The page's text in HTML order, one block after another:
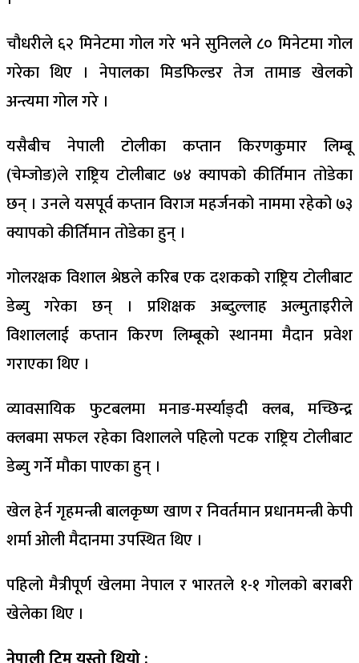
चौधरीले ६२ मिनेटमा गोल गरे भने सुनिलले ८० मिनेटमा गोल
गरेका थिए । नेपालका मिडफिल्डर तेज तामाङ खेलको
अन्त्यमा गोल गरे ।
यसैबीच नेपाली टोलीका कप्तान किरणकुमार लिम्बू
(चेम्जोङ)ले राष्ट्रिय टोलीबाट ७४ क्यापको कीर्तिमान तोडेका
छन् । उनले यसपूर्व कप्तान विराज महर्जनको नाममा रहेको ७३
क्यापको कीर्तिमान तोडेका हुन् ।
गोलरक्षक विशाल श्रेष्ठले करिब एक दशकको राष्ट्रिय टोलीबाट
डेब्यु गरेका छन् । प्रशिक्षक अब्दुल्लाह अल्मुताइरीले
विशाललाई कप्तान किरण लिम्बूको स्थानमा मैदान प्रवेश
गराएका थिए ।
व्यावसायिक फुटबलमा मनाङ-मर्स्याङ्दी क्लब, मच्छिन्द्र
क्लबमा सफल रहेका विशालले पहिलो पटक राष्ट्रिय टोलीबाट
डेब्यु गर्ने मौका पाएका हुन् ।
खेल हेर्न गृहमन्त्री बालकृष्ण खाण र निवर्तमान प्रधानमन्त्री केपी
शर्मा ओली मैदानमा उपस्थित थिए ।
पहिलो मैत्रीपूर्ण खेलमा नेपाल र भारतले १-१ गोलको बराबरी
खेलेका थिए ।